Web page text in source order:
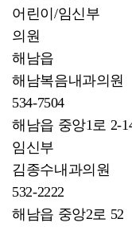
어린이/임신부
의원
해남읍
해남복음내과의원
534-7504
해남읍 중앙1로 2-
임신부
김종수내과의원
532-2222
해남읍 중앙2로 52